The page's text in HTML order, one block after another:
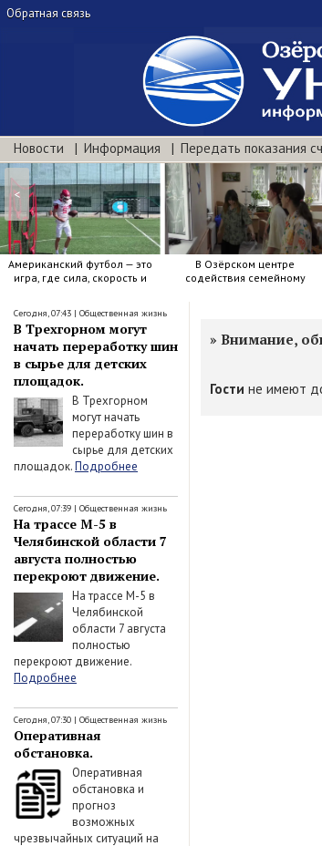
Обратная связь
Новости Информация Передать показания
Американский футбол — это
игра, где сила, скорость и
В Озёрском центре
содействия семейному
<
Сегодня, 07:43 | Общественная жизнь
В Трехгорном могут
начать переработку шин
в сырье для детских
площадок.
В Трехгорном
могут начать
переработку шин в
сырье для детских
площадок.Подробнее
Сегодня, 07:39 | Общественная жизнь
На трассе М-5 в
Челябинской области 7
августа полностью
перекроют движение.
На трассе М-5 в
Челябинской
области 7 августа
полностью
перекроют движение.
Подробнее
Сегодня, 07:30 | Общественная жизнь
Оперативная
обстановка.
Оперативная
обстановка и
прогноз
возможных
чрезвычайных ситуаций на
» Внимание,
Гости не имеют